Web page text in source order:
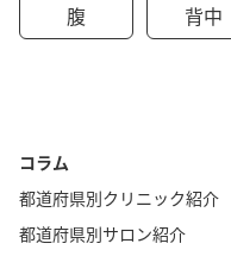
腹 背中
コラム
都道府県別クリニック紹介
都道府県別サロン紹介